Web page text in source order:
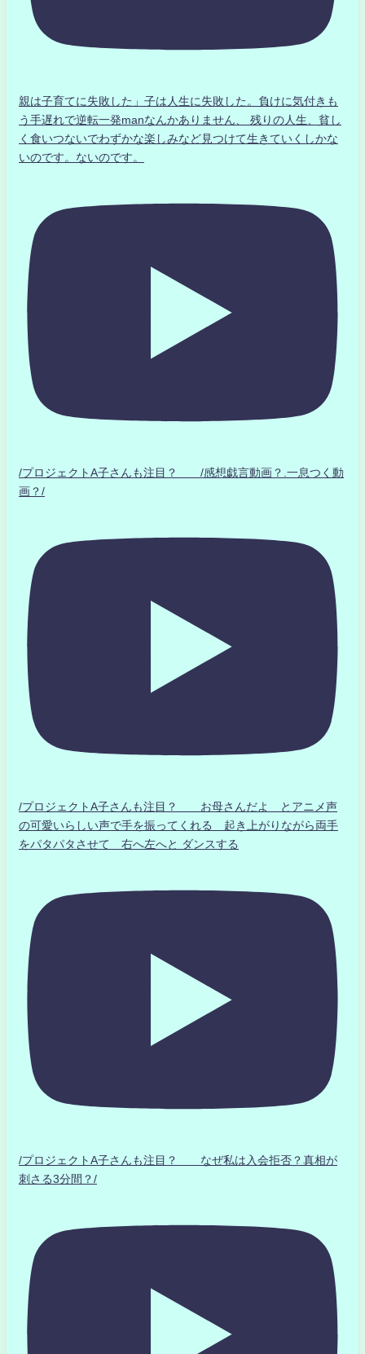
親は子育てに失敗した」子は人生に失敗した。負けに気付きも
う手遅れで逆転一発manなんかありません、 残りの人生、貧し
く食いつないでわずかな楽しみなど見つけて生きていくしかな
いのです。ないのです。
/プロジェクトA子さんも注目？ /感想戯言動画？.一息つく動
画？/
/プロジェクトA子さんも注目？ お母さんだよ とアニメ声
の可愛いらしい声で手を振ってくれる 起き上がりながら両手
をパタパタさせて 右へ左へと ダンスする
/プロジェクトA子さんも注目？ なぜ私は入会拒否？真相が
刺さる3分間？/